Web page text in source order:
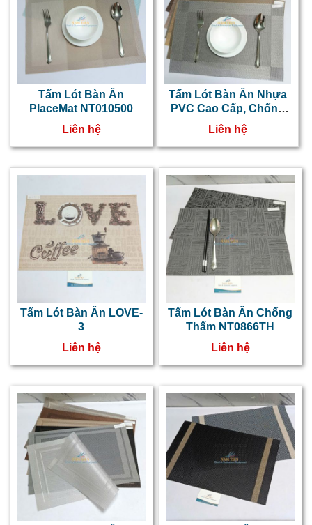
Tấm Lót Bàn Ăn
PlaceMat NT010500
Liên hệ
Tấm Lót Bàn Ăn Nhựa
PVC Cao Cấp, Chống
Thấm Nhiều Màu
Liên hệ
Tấm Lót Bàn Ăn LOVE-
3
Liên hệ
Tấm Lót Bàn Ăn Chống
Thấm NT0866TH
Liên hệ